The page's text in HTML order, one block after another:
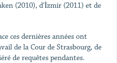
(2010), d'İzmir (2011) et de
ces dernières années ont
de la Cour de Strasbourg, de
de requêtes pendantes.